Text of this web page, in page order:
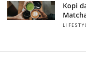
Kopi